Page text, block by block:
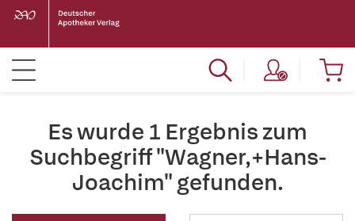
Es wurde 1 Ergebnis zum
Suchbegriff "Wagner,+Hans-
Joachim" gefunden.